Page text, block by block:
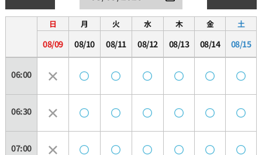
日
08/09
月
08/10
火
08/11
水
08/12
木
08/13
金
08/14
土
08/15
06:00
06:30
07:00